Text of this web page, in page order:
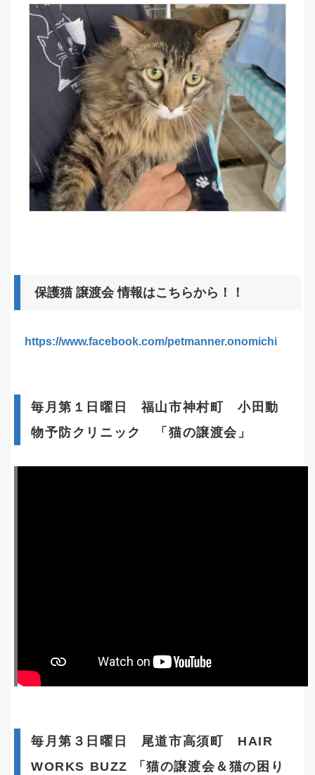
保護猫 譲渡会 情報はこちらから！！
https://www.facebook.com/petmanner.onomichi
毎月第１日曜日 福山市神村町 小田動
物予防クリニック 「猫の譲渡会」
毎月第３日曜日 尾道市高須町 HAIR
WORKS BUZZ 「猫の譲渡会＆猫の困り